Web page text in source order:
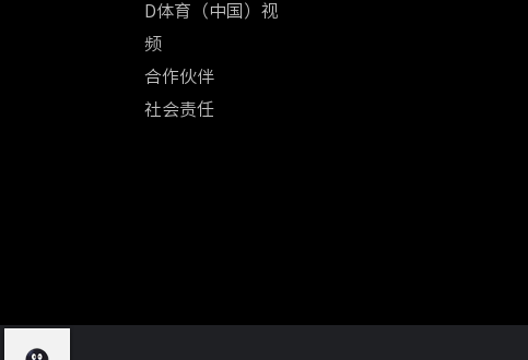
D体育（中国）视
频
合作伙伴
社会责任